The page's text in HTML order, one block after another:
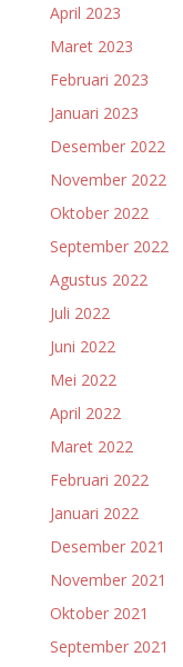
April 2023
Maret 2023
Februari 2023
Januari 2023
Desember 2022
November 2022
Oktober 2022
September 2022
Agustus 2022
Juli 2022
Juni 2022
Mei 2022
April 2022
Maret 2022
Februari 2022
Januari 2022
Desember 2021
November 2021
Oktober 2021
September 2021